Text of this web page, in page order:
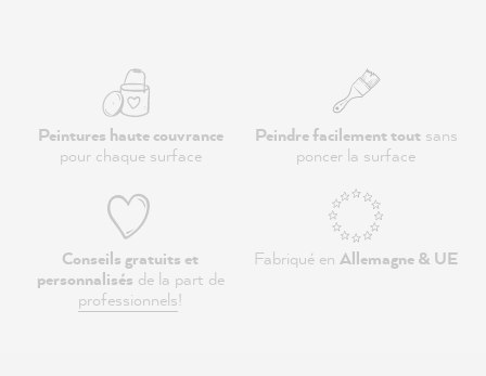
Peintures haute couvrance
pour chaque surface
Peindre facilement toutsans
poncer la surface
Conseils gratuits et
personnalisés de la part de
professionnels!
Fabriqué en Allemagne & UE